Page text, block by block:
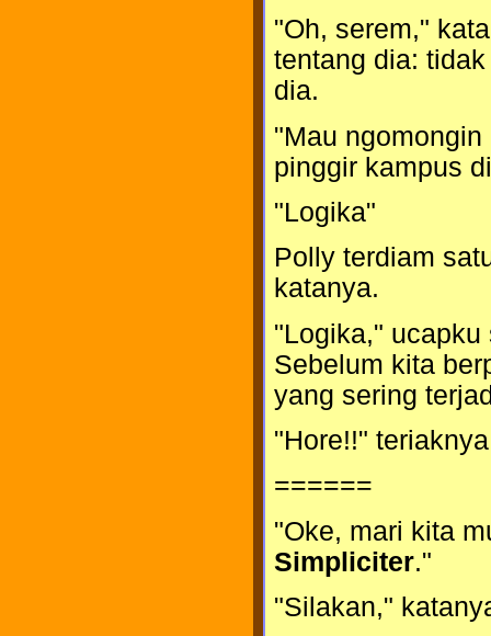
"Oh, serem,"
tentang dia:
dia.
"Mau
pinggir kampus
"Logika"
Polly terdiam
katanya.
"Logika," ucapku
Sebelum kita
yang sering
"Hore!!"
======
"Oke, mari kita
Simpliciter."
"Silakan,"